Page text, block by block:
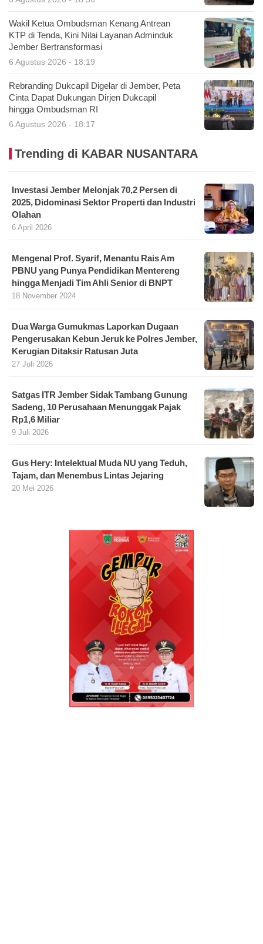
Wakil Ketua Ombudsman Kenang Antrean
KTP di Tenda, Kini Nilai Layanan Adminduk
Jember Bertransformasi
6 Agustus 2026 - 18:19
Rebranding Dukcapil Digelar di Jember, Peta
Cinta Dapat Dukungan Dirjen Dukcapil
hingga Ombudsman RI
6 Agustus 2026 - 18:17
Trending di KABAR NUSANTARA
Investasi Jember Melonjak 70,2 Persen di
2025, Didominasi Sektor Properti dan Industri
Olahan
6 April 2026
Mengenal Prof. Syarif, Menantu Rais Am
PBNU yang Punya Pendidikan Mentereng
hingga Menjadi Tim Ahli Senior di BNPT
18 November 2024
Dua Warga Gumukmas Laporkan Dugaan
Pengerusakan Kebun Jeruk ke Polres Jember,
Kerugian Ditaksir Ratusan Juta
27 Juli 2026
Satgas ITR Jember Sidak Tambang Gunung
Sadeng, 10 Perusahaan Menunggak Pajak
Rp1,6 Miliar
9 Juli 2026
Gus Hery: Intelektual Muda NU yang Teduh,
Tajam, dan Menembus Lintas Jejaring
20 Mei 2026